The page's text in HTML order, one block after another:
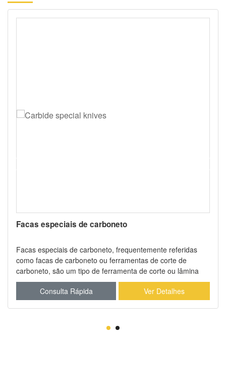
Facas especiais de carboneto
Facas especiais de carboneto, frequentemente referidas
como facas de carboneto ou ferramentas de corte de
carboneto, são um tipo de ferramenta de corte ou lâmina
feita de materiais de carboneto. As facas de carboneto são
usadas em uma variedade de aplicações industriais
Consulta Rápida Ver Detalhes